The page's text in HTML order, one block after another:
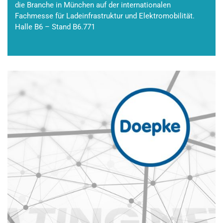
die Branche in München auf der internationalen
Fachmesse für Ladeinfrastruktur und Elektromobilität.
Halle B6 – Stand B6.771